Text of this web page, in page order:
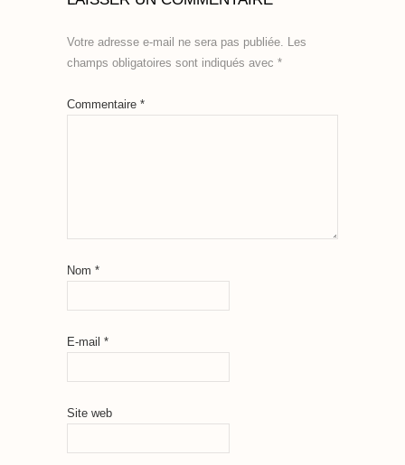
Votre adresse e-mail ne sera pas publiée. Les
champs obligatoires sont indiqués avec *
Commentaire *
Nom *
E-mail *
Site web